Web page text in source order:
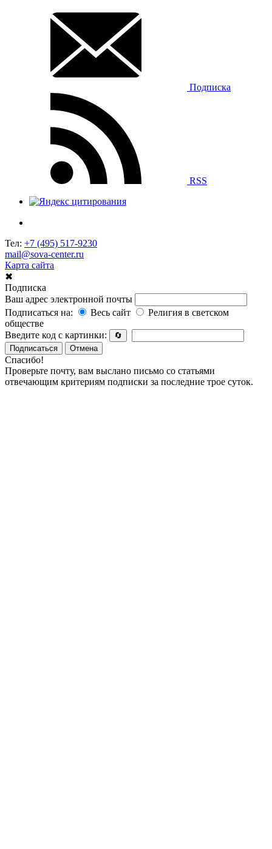
Подписка
RSS
Тел: +7 (495) 517-9230
mail@sova-center.ru
Карта сайта
✖
Подписка
Ваш адрес электронной почты
Подписаться на:
Весь сайт
Религия в светском
обществе
Введите код с картинки:
🔄
Подписаться
Отмена
Спасибо!
Проверьте почту, вам выслано письмо со статьями
отвечающим критериям подписки за последние трое суток.